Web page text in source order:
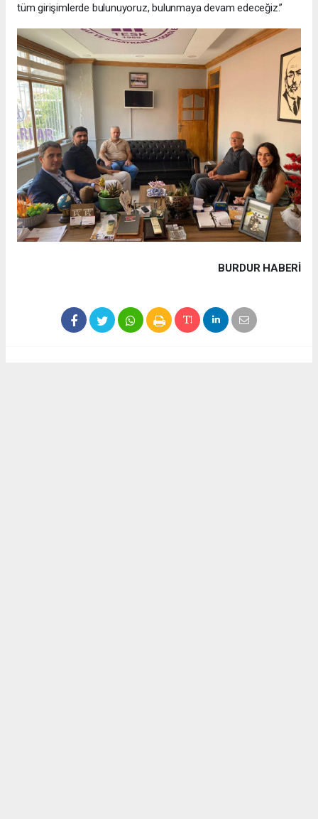
tüm girişimlerde bulunuyoruz, bulunmaya devam edeceğiz.”
BURDUR HABERİ